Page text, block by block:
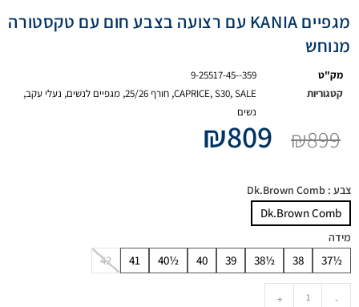
מגפיים KANIA עם רצועה בצבע חום עם טקסטורה
מנוחש
מק"ט
9-25517-45--359
קטגוריות
CAPRICE,S30,SALE
, חורף 25/26 , מגפיים לנשים, נעלי עקב,
נשים
₪899
₪809
צבע : Dk.Brown Comb
Dk.Brown Comb
מידה
37½
38
38½
39
40
40½
41
42
-
+